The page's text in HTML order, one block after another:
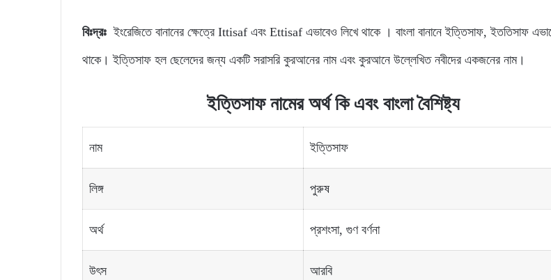
বিঃদ্রঃ ইংরেজিতে বানানের ক্ষেত্রে Ittisaf এবং Ettisaf এভাবেও লিখে থাকে । বাংলা বানানে ইত্তিসাফ, ইততিসাফ
থাকে। ইত্তিসাফ হল ছেলেদের জন্য একটি সরাসরি কুরআনের নাম এবং কুরআনে উল্লেখিত নবীদের একজনের নাম।
ইত্তিসাফ নামের অর্থ কি এবং বাংলা বৈশিষ্ট্য
নাম ইত্তিসাফ
লিঙ্গ পুরুষ
অর্থ প্রশংসা, গুণ বর্ণনা
উৎস আরবি